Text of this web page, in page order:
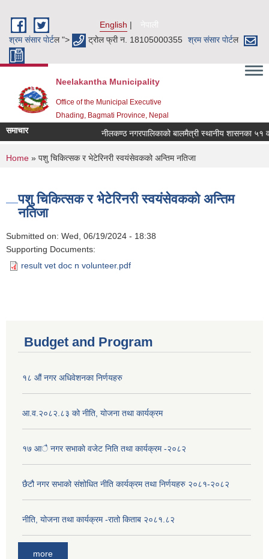
English
नेपाली
श्रम संसार पाेर्टल "> ट्रोल फ्री न. 18105000355 श्रम संसार पाेर्टल
Neelakantha Municipality
Office of the Municipal Executive
Dhading, Bagmati Province, Nepal
समाचार नीलकण्ठ नगरपालिकाको बालमैत्री स्थानीय शासनका ५१
You are here
Home » पशु चिकित्सक र भेटेरिनरी स्वयंसेवकको अन्तिम नतिजा
पशु चिकित्सक र भेटेरिनरी स्वयंसेवकको अन्तिम
नतिजा
Submitted on: Wed, 06/19/2024 - 18:38
Supporting Documents:
result vet doc n volunteer.pdf
Budget and Program
१८ औं नगर अधिवेशनका निर्णयहरु
आ.व.२०८२.८३ को नीति, योजना तथा कार्यक्रम
१७ आै नगर सभाकाे वजेट निति तथा कार्यक्रम -२०८२
छैटौ नगर सभाको संशोधित नीति कार्यक्रम तथा निर्णयहरु २०८१-२०८२
नीति, योजना तथा कार्यक्रम -रातो किताब २०८१.८२
more